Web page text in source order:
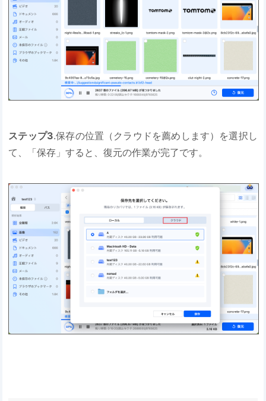
ステップ3.保存の位置（クラウドを薦めします）を選択し
て、「保存」すると、復元の作業が完了です。